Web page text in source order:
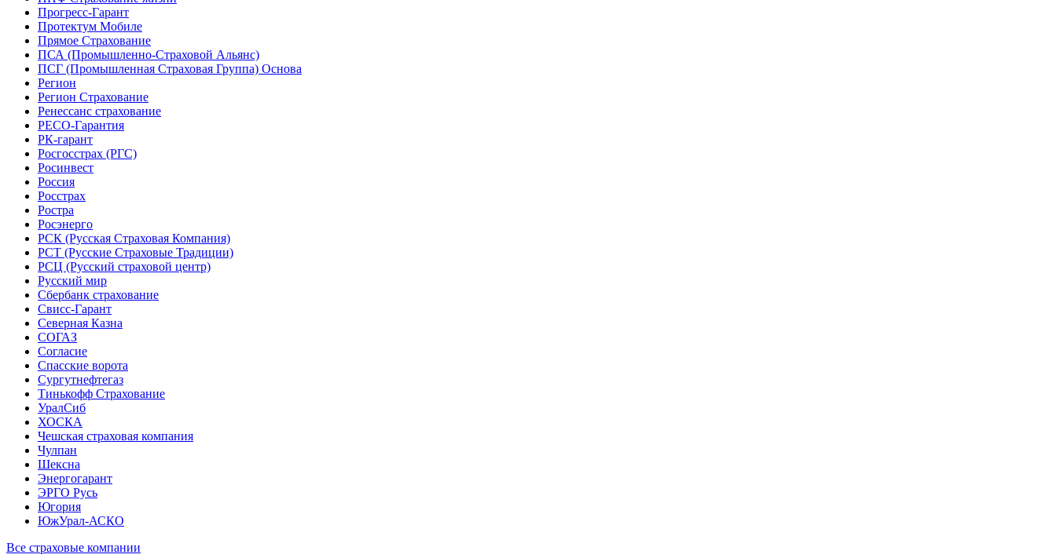
Прогресс-Гарант
Протектум Мобиле
Прямое Страхование
ПСА (Промышленно-Страховой Альянс)
ПСГ (Промышленная Страховая Группа) Основа
Регион
Регион Страхование
Ренессанс страхование
РЕСО-Гарантия
РК-гарант
Росгосстрах (РГС)
Росинвест
Россия
Росстрах
Ростра
Росэнерго
РСК (Русская Страховая Компания)
РСТ (Русские Страховые Традиции)
РСЦ (Русский страховой центр)
Русский мир
Сбербанк страхование
Свисс-Гарант
Северная Казна
СОГАЗ
Согласие
Спасские ворота
Сургутнефтегаз
Тинькофф Страхование
УралСиб
ХОСКА
Чешская страховая компания
Чулпан
Шексна
Энергогарант
ЭРГО Русь
Югория
ЮжУрал-АСКО
Все страховые компании